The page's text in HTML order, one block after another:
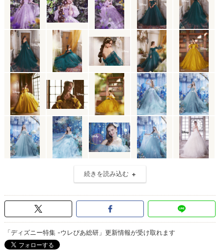
続きを読み込む
「ディズニー特集 -ウレぴあ総研」更新情報が受け取れます